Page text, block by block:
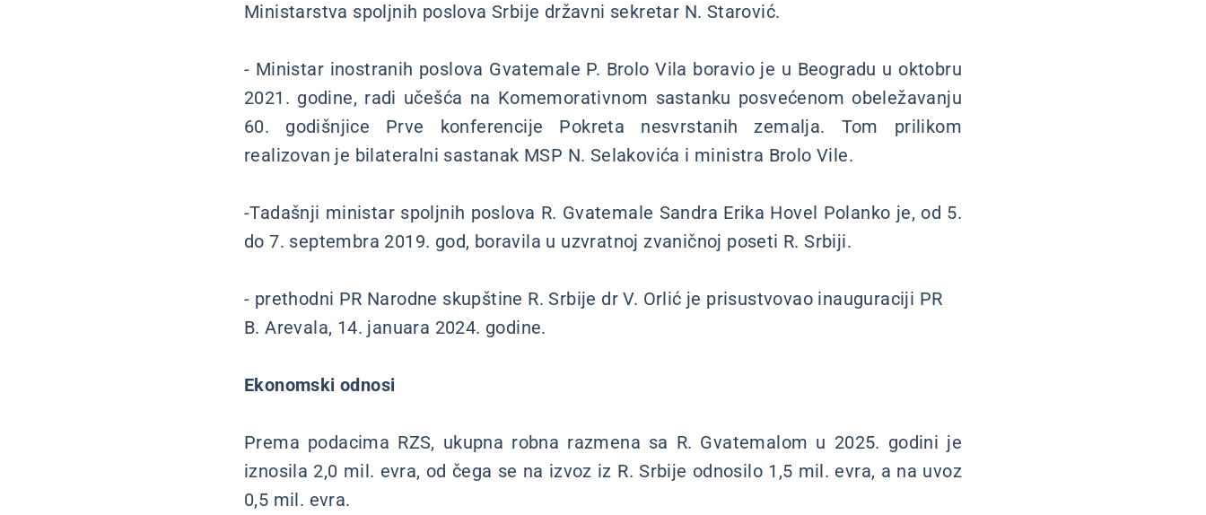
Ministarstva spoljnih poslova Srbije državni sekretar N. Starović.
- Ministar inostranih poslova Gvatemale P. Brolo Vila boravio je u Beogradu u oktobru
2021. godine, radi učešća na Komemorativnom sastanku posvećenom obeležavanju
60. godišnjice Prve konferencije Pokreta nesvrstanih zemalja. Tom prilikom
realizovan je bilateralni sastanak MSP N. Selakovića i ministra Brolo Vile.
-Tadašnji ministar spoljnih poslova R. Gvatemale Sandra Erika Hovel Polanko je, od 5.
do 7. septembra 2019. god, boravila u uzvratnoj zvaničnoj poseti R. Srbiji.
- prethodni PR Narodne skupštine R. Srbije dr V. Orlić je prisustvovao inauguraciji PR
B. Arevala, 14. januara 2024. godine.
Ekonomski odnosi
Prema podacima RZS, ukupna robna razmena sa R. Gvatemalom u 2025. godini je
iznosila 2,0 mil. evra, od čega se na izvoz iz R. Srbije odnosilo 1,5 mil. evra, a na uvoz
0,5 mil. evra.